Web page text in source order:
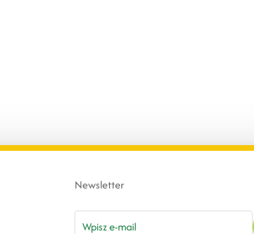
Newsletter